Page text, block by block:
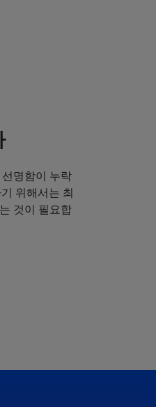
명함이 누락
위해서는 최
것이 필요합